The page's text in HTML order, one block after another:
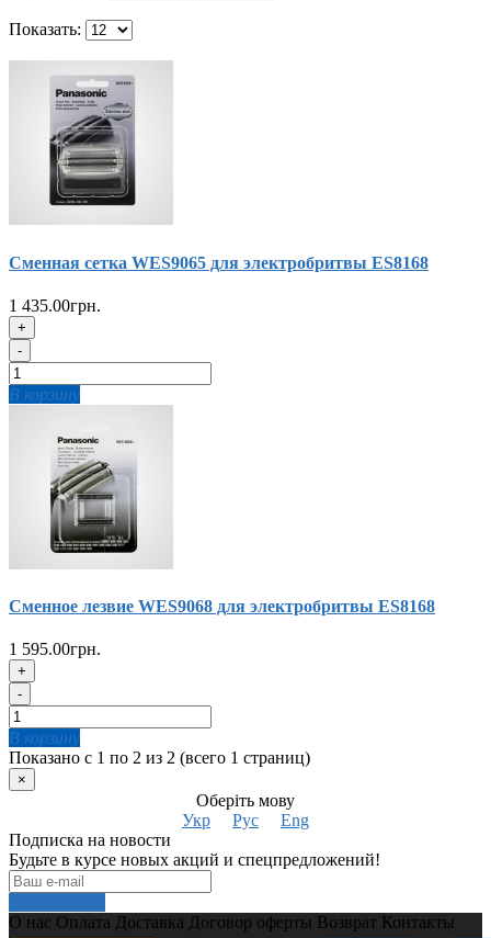
Показать:
Сменная сетка WES9065 для электробритвы ES8168
1 435.00грн.
+
-
В корзину
Сменное лезвие WES9068 для электробритвы ES8168
1 595.00грн.
+
-
В корзину
Показано с 1 по 2 из 2 (всего 1 страниц)
×
Оберіть мову
Укр
Рус
Eng
Подписка на новости
Будьте в курсе новых акций и спецпредложений!
О нас Оплата Доставка Договор оферты Возврат Контакты